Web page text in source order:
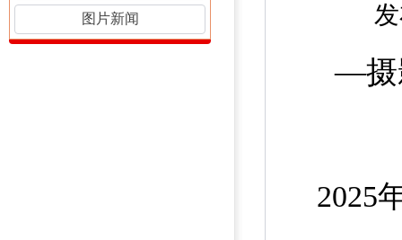
图片新闻
—摄
2025